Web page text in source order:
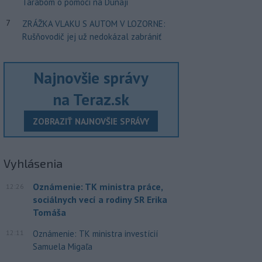
7
ZRÁŽKA VLAKU S AUTOM V LOZORNE:
Rušňovodič jej už nedokázal zabrániť
Najnovšie správy
na Teraz.sk
ZOBRAZIŤ NAJNOVŠIE SPRÁVY
Vyhlásenia
12:26
Oznámenie: TK ministra práce,
sociálnych vecí a rodiny SR Erika
Tomáša
12:11
Oznámenie: TK ministra investícií
Samuela Migaľa